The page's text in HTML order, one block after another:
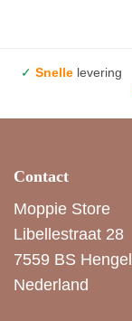
✓ Snelle
Contact
Moppie Store
Libellestraat 28
7559 BS
Nederland